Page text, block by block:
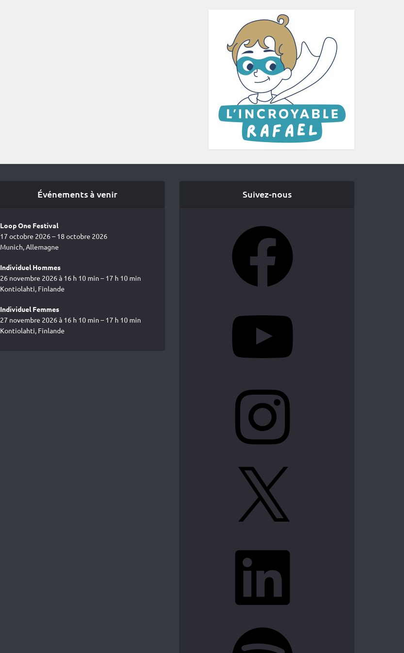
Événements à venir
Loop One Festival
17 octobre 2026 – 18 octobre 2026
Munich, Allemagne
Individuel Hommes
26 novembre 2026 à 16 h 10 min – 17 h 10 min
Kontiolahti, Finlande
Individuel Femmes
27 novembre 2026 à 16 h 10 min – 17 h 10 min
Kontiolahti, Finlande
Suivez-nous